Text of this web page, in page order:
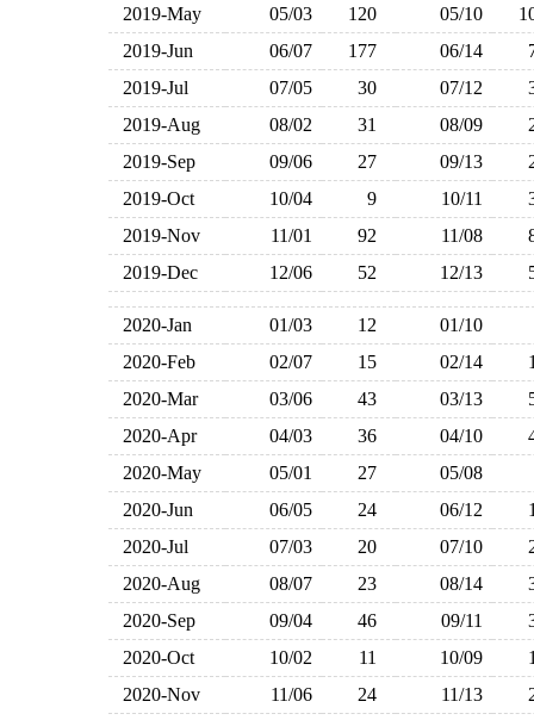
2019-May
05/03 120 05/10
2019-Jun
06/07 177 06/14
2019-Jul
07/05 30 07/12
2019-Aug
08/02 31 08/09
2019-Sep
09/06 27 09/13
2019-Oct
10/04 9 10/11
2019-Nov
11/01 92 11/08
2019-Dec
12/06 52 12/13
2020-Jan 01/03 12
01/10
2020-Feb
02/07 15 02/14
2020-Mar
03/06 43 03/13
2020-Apr
04/03 36 04/10
2020-May
05/01 27
05/08
2020-Jun
06/05 24 06/12
2020-Jul
07/03 20 07/10
2020-Aug
08/07 23 08/14
2020-Sep
09/04 46 09/11
2020-Oct
10/02 11 10/09
2020-Nov
11/06 24 11/13